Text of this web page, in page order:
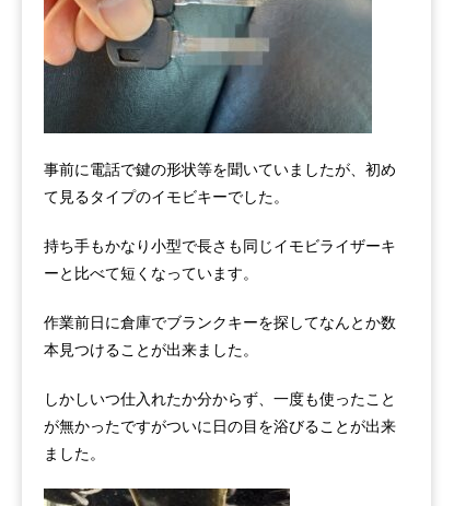
事前に電話で鍵の形状等を聞いていましたが、初め
て見るタイプのイモビキーでした。
持ち手もかなり小型で長さも同じイモビライザーキ
ーと比べて短くなっています。
作業前日に倉庫でブランクキーを探してなんとか数
本見つけることが出来ました。
しかしいつ仕入れたか分からず、一度も使ったこと
が無かったですがついに日の目を浴びることが出来
ました。